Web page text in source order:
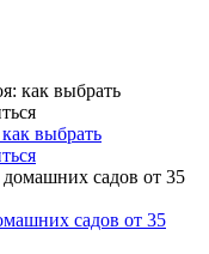
выбрать
садов от 35